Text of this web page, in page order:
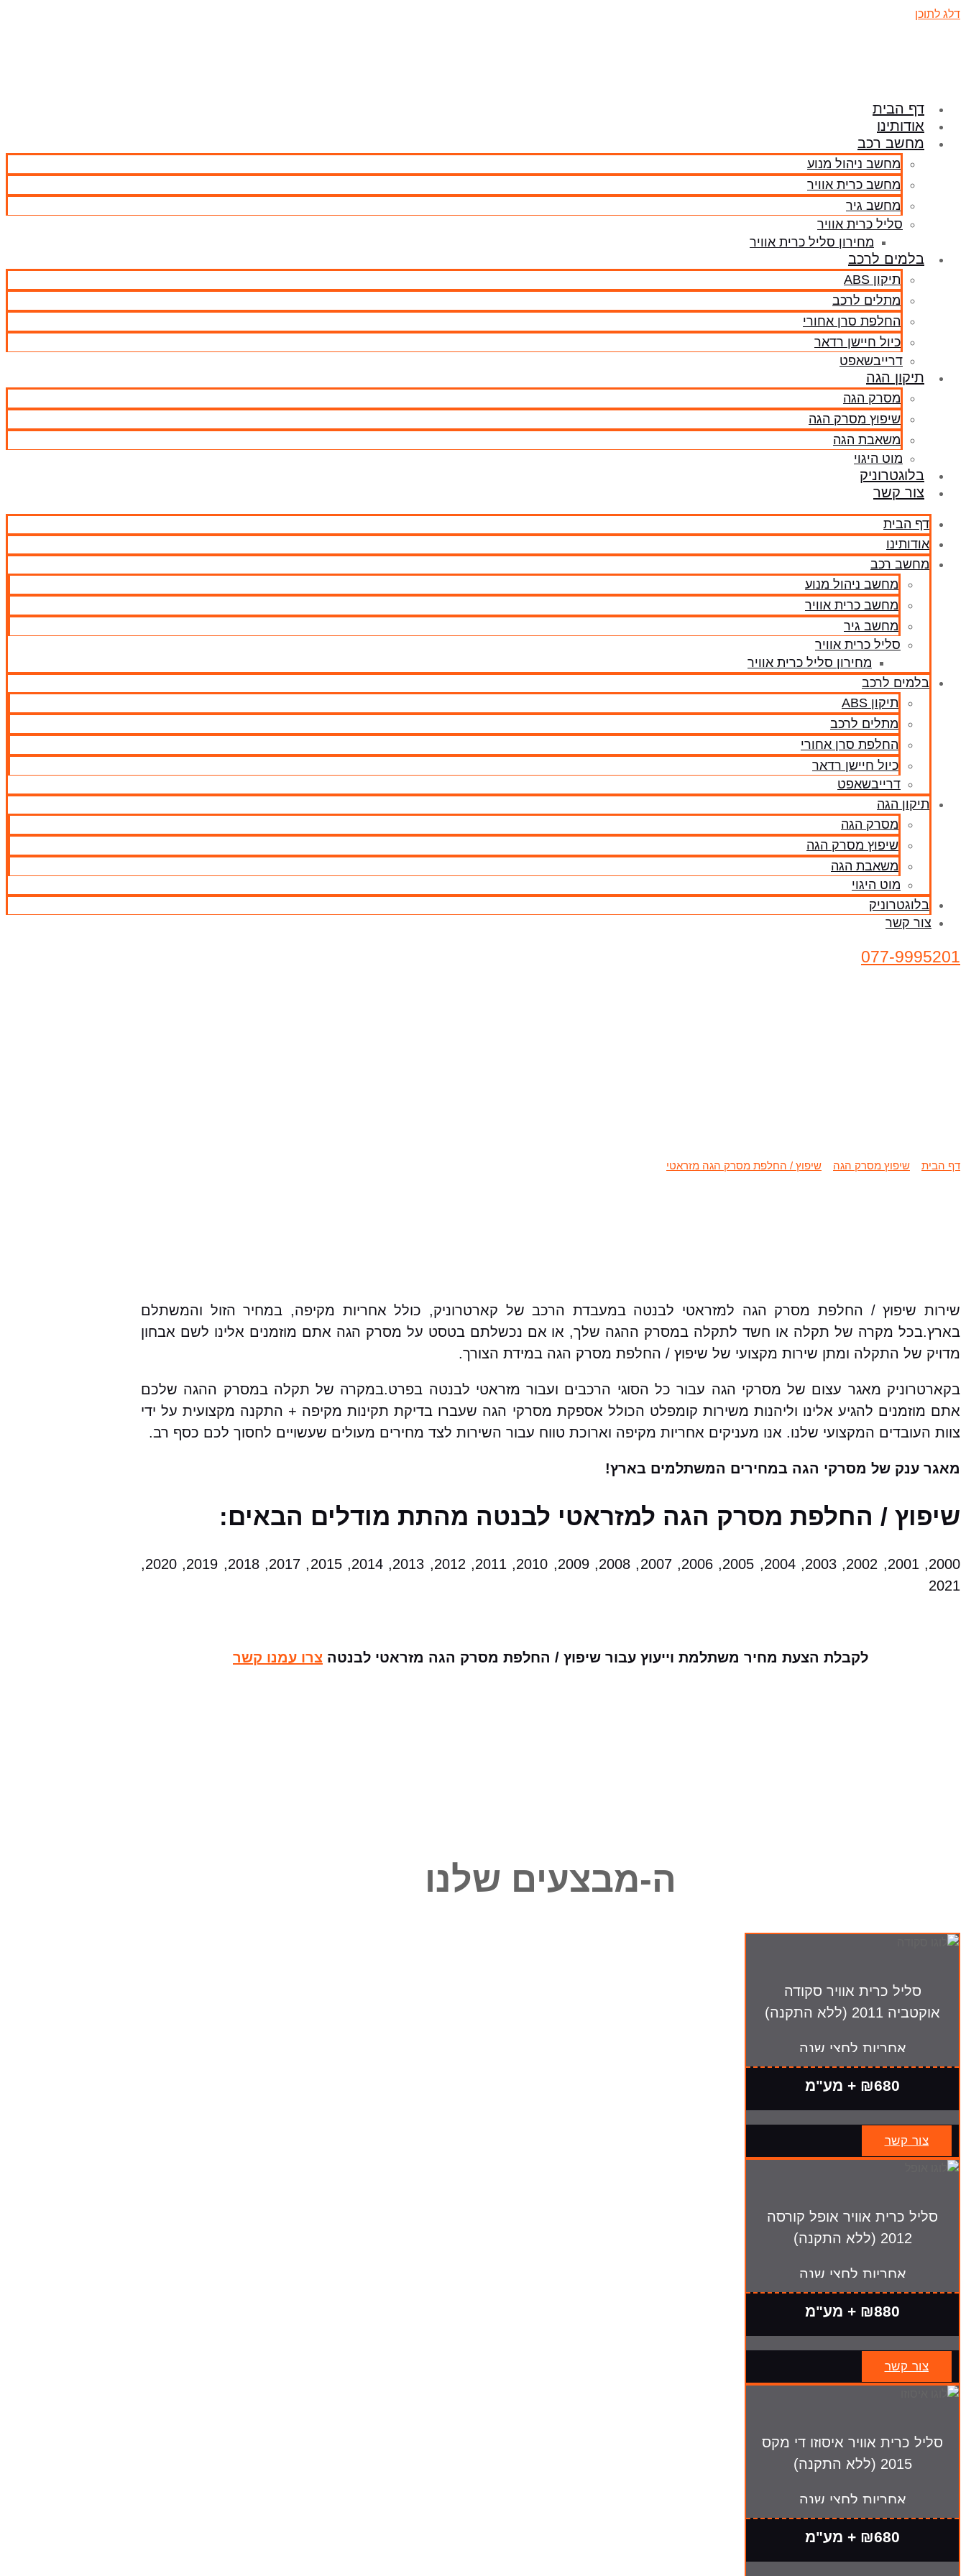
דלג לתוכן
דף הבית
אודותינו
מחשב רכב
מחשב ניהול מנוע
מחשב כרית אוויר
מחשב גיר
סליל כרית אוויר
מחירון סליל כרית אוויר
בלמים לרכב
תיקון ABS
מתלים לרכב
החלפת סרן אחורי
כיול חיישן רדאר
דרייבשאפט
תיקון הגה
מסרק הגה
שיפוץ מסרק הגה
משאבת הגה
מוט היגוי
בלוגטרוניק
צור קשר
דף הבית
אודותינו
מחשב רכב
מחשב ניהול מנוע
מחשב כרית אוויר
מחשב גיר
סליל כרית אוויר
מחירון סליל כרית אוויר
בלמים לרכב
תיקון ABS
מתלים לרכב
החלפת סרן אחורי
כיול חיישן רדאר
דרייבשאפט
תיקון הגה
מסרק הגה
שיפוץ מסרק הגה
משאבת הגה
מוט היגוי
בלוגטרוניק
צור קשר
077-9995201
דף הבית שיפוץ מסרק הגה שיפוץ / החלפת מסרק הגה מזראטי
שירות שיפוץ / החלפת מסרק הגה למזראטי לבנטה במעבדת הרכב של קארטרוניק, כולל אחריות מקיפה, במחיר הזול והמשתלם
בארץ.בכל מקרה של תקלה או חשד לתקלה במסרק ההגה שלך, או אם נכשלתם בטסט על מסרק הגה אתם מוזמנים אלינו לשם אבחון
מדויק של התקלה ומתן שירות מקצועי של שיפוץ / החלפת מסרק הגה במידת הצורך.
בקארטרוניק מאגר עצום של מסרקי הגה עבור כל הסוגי הרכבים ועבור מזראטי לבנטה בפרט.במקרה של תקלה במסרק ההגה שלכם
אתם מוזמנים להגיע אלינו וליהנות משירות קומפלט הכולל אספקת מסרקי הגה שעברו בדיקת תקינות מקיפה + התקנה מקצועית על ידי
צוות העובדים המקצועי שלנו. אנו מעניקים אחריות מקיפה וארוכת טווח עבור השירות לצד מחירים מעולים שעשויים לחסוך לכם כסף רב.
מאגר ענק של מסרקי הגה במחירים המשתלמים בארץ!
שיפוץ / החלפת מסרק הגה למזראטי לבנטה מהתת מודלים הבאים:
2000, 2001, 2002, 2003, 2004, 2005, 2006, 2007, 2008, 2009, 2010, 2011, 2012, 2013, 2014, 2015, 2017, 2018, 2019, 2020,
2021
לקבלת הצעת מחיר משתלמת וייעוץ עבור שיפוץ / החלפת מסרק הגה מזראטי לבנטה צרו עמנו קשר
ה-מבצעים שלנו
סליל כרית אוויר סקודה
אוקטביה 2011 (ללא התקנה)
אחריות לחצי שנה
₪680 + מע"מ
צור קשר
סליל כרית אוויר אופל קורסה
2012 (ללא התקנה)
אחריות לחצי שנה
₪880 + מע"מ
צור קשר
סליל כרית אוויר איסוזו די מקס
2015 (ללא התקנה)
אחריות לחצי שנה
₪680 + מע"מ